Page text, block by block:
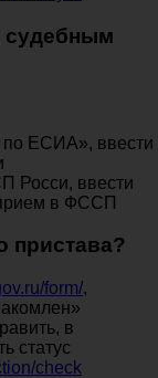
судебным
по ЕСИА», ввести
Росси, ввести
в ФССП
пристава?
form/,
в
статус
check